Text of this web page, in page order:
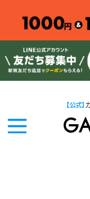
【公式】